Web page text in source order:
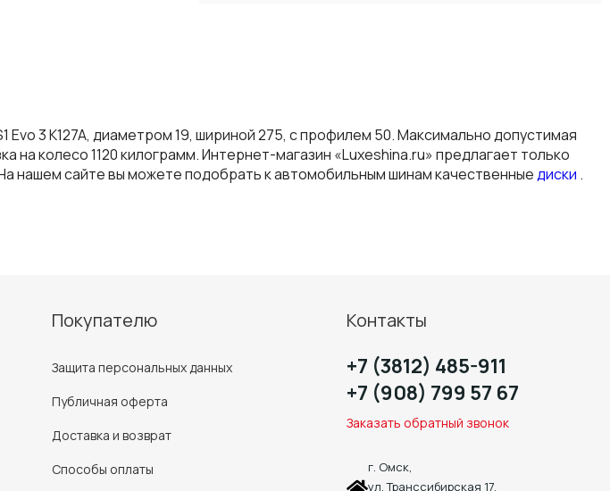
3 K127A, диаметром 19, шириной 275, с профилем 50. Максимально допустимая
колесо 1120 килограмм. Интернет-магазин «Luxeshina.ru» предлагает только
нашем сайте вы можете подобрать к автомобильным шинам качественныедиски .
Покупателю
Защита персональных данных
Публичная оферта
Доставка и возврат
Способы оплаты
Контакты
+7 (3812) 485-911
+7 (908) 799 57 67
Заказать обратный звонок
г. Омск,
ул. Транссибирская 17,